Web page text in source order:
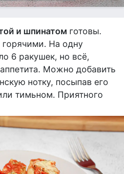
и шпинатом готовы.
горячими. На одну
6 ракушек, но всё,
Можно добавить
нотку, посыпав его
тимьном. Приятного